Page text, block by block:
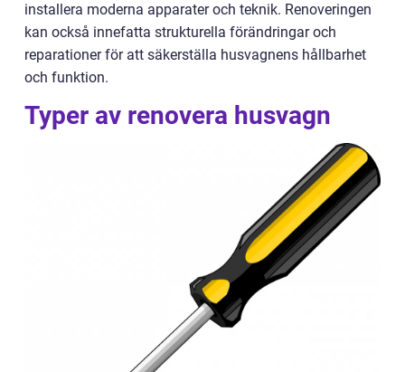
installera moderna apparater och teknik. Renoveringen
kan också innefatta strukturella förändringar och
reparationer för att säkerställa husvagnens hållbarhet
och funktion.
Typer av renovera husvagn